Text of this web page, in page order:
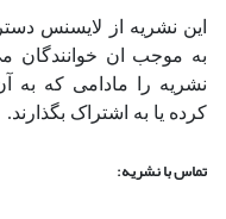
این نشریه از لایسنس
به موجب ان خوانندگان
نشریه را مادامی که به
کرده یا به اشتراک بگذارند.
تماس با نشریه: